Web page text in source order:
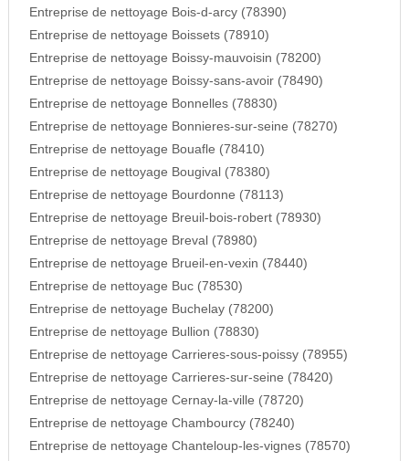
Entreprise de nettoyage Bois-d-arcy (78390)
Entreprise de nettoyage Boissets (78910)
Entreprise de nettoyage Boissy-mauvoisin (78200)
Entreprise de nettoyage Boissy-sans-avoir (78490)
Entreprise de nettoyage Bonnelles (78830)
Entreprise de nettoyage Bonnieres-sur-seine (78270)
Entreprise de nettoyage Bouafle (78410)
Entreprise de nettoyage Bougival (78380)
Entreprise de nettoyage Bourdonne (78113)
Entreprise de nettoyage Breuil-bois-robert (78930)
Entreprise de nettoyage Breval (78980)
Entreprise de nettoyage Brueil-en-vexin (78440)
Entreprise de nettoyage Buc (78530)
Entreprise de nettoyage Buchelay (78200)
Entreprise de nettoyage Bullion (78830)
Entreprise de nettoyage Carrieres-sous-poissy (78955)
Entreprise de nettoyage Carrieres-sur-seine (78420)
Entreprise de nettoyage Cernay-la-ville (78720)
Entreprise de nettoyage Chambourcy (78240)
Entreprise de nettoyage Chanteloup-les-vignes (78570)